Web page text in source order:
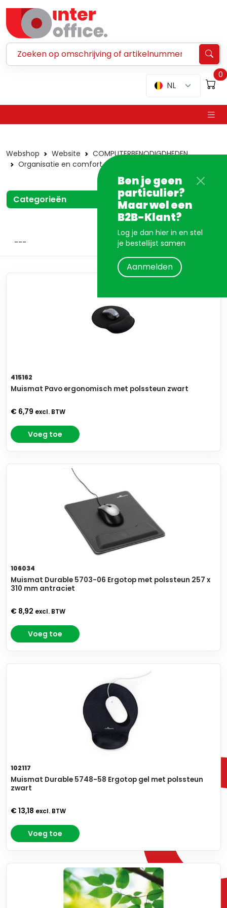
NL
0
Ben je geen
particulier?
Maar wel een
B2B-Klant?
Log je dan hier in en stel
je bestellijst samen
Aanmelden
Webshop Website
COMPUTERBENODIGDHEDEN
Organisatie en comfort
Categorieën
415162
Muismat Pavo ergonomisch met polssteun zwart
€ 6,79 excl. BTW
Voeg toe
106034
Muismat Durable 5703-06 Ergotop met polssteun 257 x
310 mm antraciet
€ 8,92 excl. BTW
Voeg toe
102117
Muismat Durable 5748-58 Ergotop gel met polssteun
zwart
€ 13,18 excl. BTW
Voeg toe